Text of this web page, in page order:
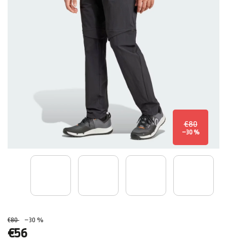
€80
–30 %
€80 –30 %
€56